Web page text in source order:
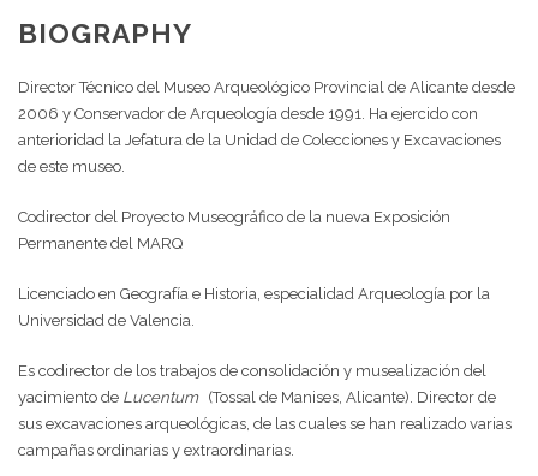
BIOGRAPHY
Director Técnico del Museo Arqueológico Provincial de Alicante desde
2006 y Conservador de Arqueología desde 1991. Ha ejercido con
anterioridad la Jefatura de la Unidad de Colecciones y Excavaciones
de este museo.
Codirector del Proyecto Museográfico de la nueva Exposición
Permanente del MARQ
Licenciado en Geografía e Historia, especialidad Arqueología por la
Universidad de Valencia.
Es codirector de los trabajos de consolidación y musealización del
yacimiento de Lucentum (Tossal de Manises, Alicante). Director de
sus excavaciones arqueológicas, de las cuales se han realizado varias
campañas ordinarias y extraordinarias.